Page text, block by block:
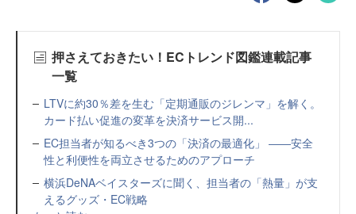
押さえておきたい！ECトレンド図鑑連載記事
一覧
LTVに約30％差を生む「定期通販のジレンマ」を解く。
カード払い促進の変革を決済サービス開...
EC担当者が知るべき3つの「決済の最適化」 ――安全
性と利便性を両立させるためのアプローチ
横浜DeNAベイスターズに聞く、担当者の「熱量」が支
えるグッズ・EC戦略